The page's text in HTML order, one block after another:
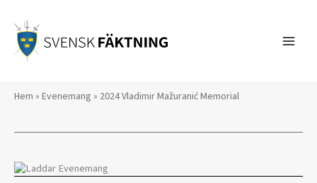
innehåll
Hem » Evenemang » 2024 Vladimir Mažuranić Memorial